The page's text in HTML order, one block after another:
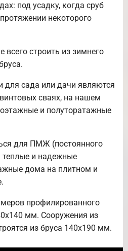
под усадку, когда сруб
некоторого
всего строить из зимнего
для сада или дачи являются
сваях, на нашем
и полуторатажные
для ПМЖ (постоянного
теплые и надежные
дома на плитном и
профилированного
мм. Сооружения из
из бруса 140х190 мм.